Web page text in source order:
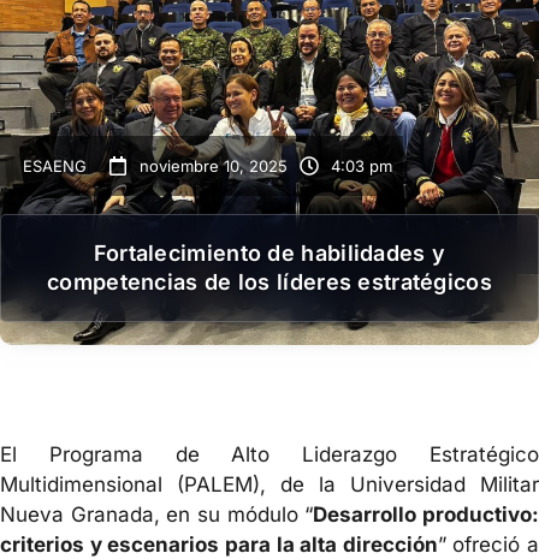
ESAENG noviembre 10, 2025 4:03 pm
Fortalecimiento de habilidades y
competencias de los líderes estratégicos
El Programa de Alto Liderazgo Estratégico
Multidimensional (PALEM), de la Universidad Militar
Nueva Granada, en su módulo “Desarrollo productivo:
criterios y escenarios para la alta dirección” ofreció a